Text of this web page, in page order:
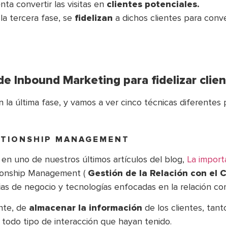
convertir las visitas en clientes potenciales.
tercera fase, se fidelizan a dichos clientes para
Inbound Marketing para fidelizar
la última fase, y vamos a ver cinco técnicas diferentes
MANAGEMENT
uno de nuestros últimos artículos del blog, La
Management ( Gestión de la Relación con el
de negocio y tecnologías enfocadas en la relación
de almacenar la información de los clientes,
tipo de interacción que hayan tenido.